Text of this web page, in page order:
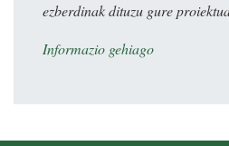
ezberdinak dituzu gure
Informazio gehiago